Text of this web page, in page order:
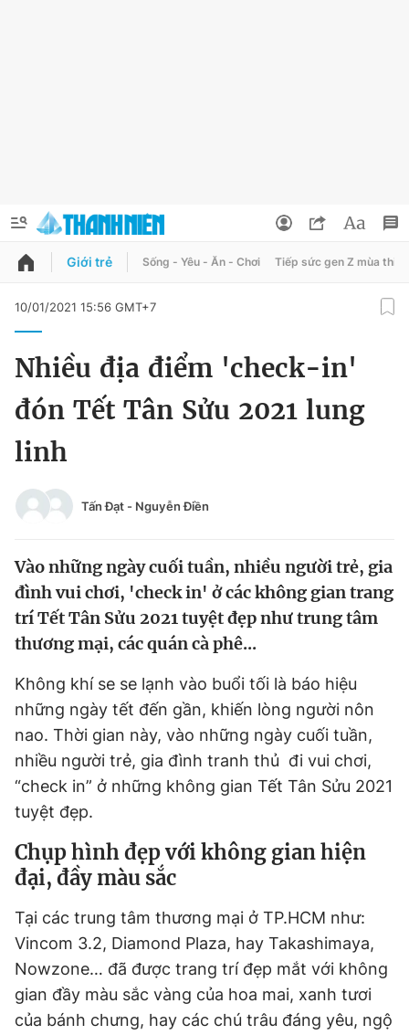
QUẢNG CÁO
Video Magazine
Sản phẩm khác
Tiện ích Bạn cần biết
Thông tin tòa soạn Liên hệ quảng cáo
Đọc Thanh Niên trên điện thoại
Theo dõi báo trên
Đổi mật khẩu
Tin đã lưu
Tin đã xem
Đăng xuất
Giới trẻ Sống - Yêu - Ăn - Chơi Tiếp sức gen Z mùa thi
10/01/2021 15:56 GMT+7
Nhiều địa điểm 'check-in'
đón Tết Tân Sửu 2021 lung
linh
Tấn Đạt - Nguyễn Điền
Vào những ngày cuối tuần, nhiều người trẻ, gia
đình vui chơi, 'check in' ở các không gian trang
trí Tết Tân Sửu 2021 tuyệt đẹp như trung tâm
thương mại, các quán cà phê...
Không khí se se lạnh vào buổi tối là báo hiệu
những ngày tết đến gần, khiến lòng người nôn
nao. Thời gian này, vào những ngày cuối tuần,
nhiều người trẻ, gia đình tranh thủ đi vui chơi,
“check in” ở những không gian Tết Tân Sửu 2021
tuyệt đẹp.
Chụp hình đẹp với không gian hiện
đại, đầy màu sắc
Tại các trung tâm thương mại ở TP.HCM như:
Vincom 3.2, Diamond Plaza, hay Takashimaya,
Nowzone… đã được trang trí đẹp mắt với không
gian đầy màu sắc vàng của hoa mai, xanh tươi
của bánh chưng, hay các chú trâu đáng yêu, ngộ